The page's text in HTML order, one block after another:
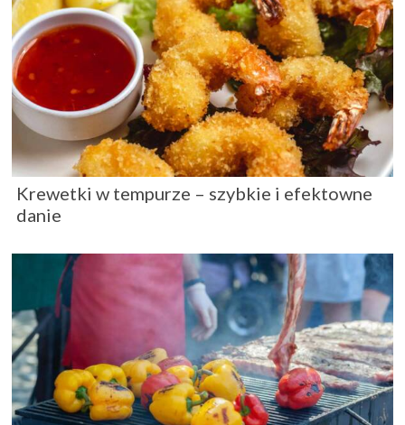
Krewetki w tempurze – szybkie i efektowne
danie